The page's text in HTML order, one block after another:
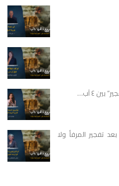
٤ آب…
تفجير المرفأ ولا